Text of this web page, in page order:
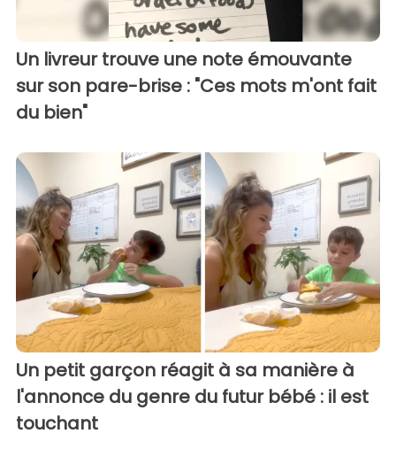
Un livreur trouve une note émouvante
sur son pare-brise : "Ces mots m'ont fait
du bien"
Un petit garçon réagit à sa manière à
l'annonce du genre du futur bébé : il est
touchant